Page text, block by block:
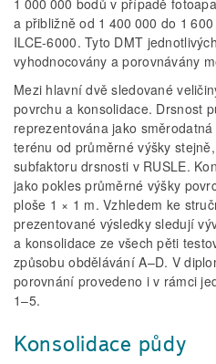
1 000 000 bodů v případě
a přibližně od 1 400 000 do 1
ILCE-6000. Tyto DMT
vyhodnocovány a porovnávány
Mezi hlavní dvě sledované
povrchu a konsolidace. Drsnost
reprezentována jako
terénu od průměrné výšky
subfaktoru drsnosti v RUSLE.
jako pokles průměrné výšky
ploše 1 × 1 m. Vzhledem ke
prezentované výsledky sledují
a konsolidace ze všech pěti
způsobu obdělávání A–D. V
porovnání provedeno i v rámci
1–5.
Konsolidace půdy